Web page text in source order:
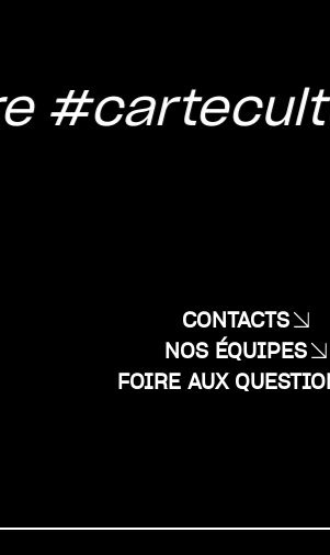
CONTACTS
NOS ÉQUIPES
FOIRE AUX